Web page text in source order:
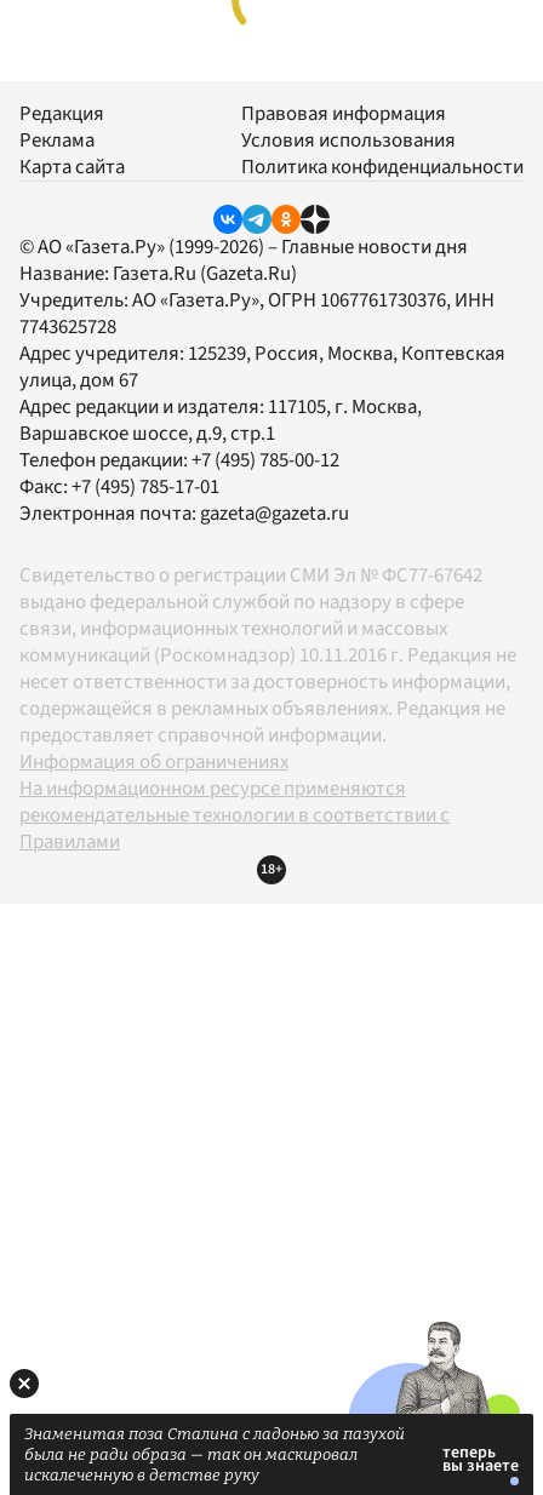
Редакция
Реклама
Карта сайта
Правовая информация
Условия использования
Политика конфиденциальности
© АО «Газета.Ру» (1999-2026) – Главные новости дня
Название: Газета.Ru (Gazeta.Ru)
Учредитель:АО «Газета.Ру», ОГРН 1067761730376, ИНН
7743625728
Адрес учредителя: 125239, Россия, Москва, Коптевская
улица, дом 67
Адрес редакции и издателя: 117105, г. Москва,
Варшавское шоссе, д.9, стр.1
Телефон редакции:+7 (495) 785-00-12
Факс:+7 (495) 785-17-01
Электронная почта:gazeta@gazeta.ru
Свидетельство о регистрации СМИ Эл № ФС77-67642
выдано федеральной службой по надзору в сфере
связи, информационных технологий и массовых
коммуникаций (Роскомнадзор) 10.11.2016 г. Редакция не
несет ответственности за достоверность информации,
содержащейся в рекламных объявлениях. Редакция не
предоставляет справочной информации.
Информация об ограничениях
На информационном ресурсе применяются
рекомендательные технологии в соответствии с
Правилами
18+
Знаменитая поза Сталина с ладонью за пазухой
была не ради образа — так он маскировал
искалеченную в детстве руку